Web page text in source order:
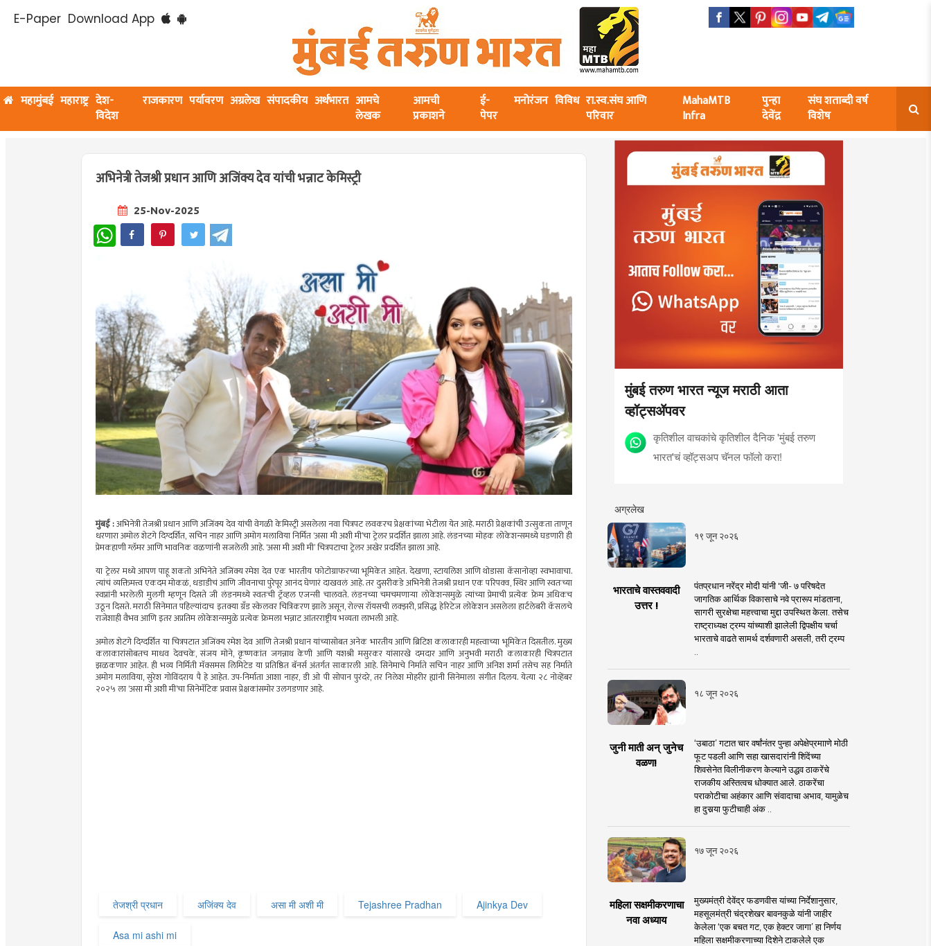
E-Paper Download App
महामुंबई महाराष्ट्र देश-
विदेश
राजकारण पर्यावरण अग्रलेख संपादकीय अर्थभारत आमचे
लेखक
आमची
प्रकाशने
ई-
पेपर
मनोरंजन विविध रा.स्व.संघ आणि
परिवार
MahaMTB
Infra
पुन्हा
देवेंद्र
संघ शताब्दी वर्ष
विशेष
अभिनेत्री तेजश्री प्रधान आणि अजिंक्य देव यांची भन्नाट केमिस्ट्री
25-Nov-2025
WhatsApp
मुंबई :अभिनेत्री तेजश्री प्रधान आणि अजिंक्य देव यांची वेगळी केमिस्ट्री असलेला नवा चित्रपट लवकरच प्रेक्षकांच्या भेटीला येत आहे. मराठी प्रेक्षकांची उत्सुकता ताणून
धरणारा अमोल शेटगे दिग्दर्शित, सचिन नाहर आणि अमोग मलाविया निर्मित ‘असा मी अशी मी’चा ट्रेलर प्रदर्शित झाला आहे. लंडनच्या मोहक लोकेशन्समध्ये घडणारी ही
प्रेमकहाणी ग्लॅमर आणि भावनिक वळणांनी सजलेली आहे. ‘असा मी अशी मी’ चित्रपटाचा ट्रेलर अखेर प्रदर्शित झाला आहे.
या ट्रेलर मध्ये आपण पाहू शकतो अभिनेते अजिंक्य रमेश देव एक भारतीय फोटोग्राफरच्या भूमिकेत आहेत. देखणा, स्टायलिश आणि थोडासा कॅसानोव्हा स्वभावाचा.
त्यांचं व्यक्तिमत्त्व एकदम मोकळं, धडाडीचं आणि जीवनाचा पुरेपूर आनंद घेणारं दाखवलं आहे. तर दुसरीकडे अभिनेत्री तेजश्री प्रधान एक परिपक्व, स्थिर आणि स्वतःच्या
स्वप्नांनी भरलेली मुलगी म्हणून दिसते जी लंडनमध्ये स्वतःची ट्रॅव्हल एजन्सी चालवते. लंडनच्या चमचमणाऱ्या लोकेशन्समुळे त्यांच्या प्रेमाची प्रत्येक फ्रेम अधिकच
उठून दिसते. मराठी सिनेमात पहिल्यांदाच इतक्या ग्रँड स्केलवर चित्रिकरण झाले असून, रोल्स रॉयसची लक्झरी, प्रसिद्ध हेरिटेज लोकेशन असलेला हार्टलेबरी कॅसलचे
राजेशाही वैभव आणि इतर अप्रतिम लोकेशन्समुळे प्रत्येक फ्रेमला भन्नाट आंतरराष्ट्रीय भव्यता लाभली आहे.
अमोल शेटगे दिग्दर्शित या चित्रपटात अजिंक्य रमेश देव आणि तेजश्री प्रधान यांच्यासोबत अनेक भारतीय आणि ब्रिटिश कलाकारही महत्त्वाच्या भूमिकेत दिसतील. मुख्य
कलाकारांसोबतच माधव देवचके, संजय मोने, कृष्णकांत जगन्नाथ केणी आणि यशश्री मसुरकर यांसारखे दमदार आणि अनुभवी मराठी कलाकारही चित्रपटात
झळकणार आहेत. ही भव्य निर्मिती मॅक्समस लिमिटेड या प्रतिष्ठित बॅनर्स अंतर्गत साकारली आहे. सिनेमाचे निर्माते सचिन नाहर आणि अनिश शर्मा तसेच सह निर्माते
अमोग मलाविया, सुरेश गोविंदराय पै हे आहेत. उप-निर्माता आशा नाहर, डी ओ पी सोपान पुरंदरे, तर निलेश मोहरीर ह्यांनी सिनेमाला संगीत दिलय. येत्या २८ नोव्हेंबर
२०२५ ला ‘असा मी अशी मी’चा सिनेमॅटिक प्रवास प्रेक्षकांसमोर उलगडणार आहे.
तेजश्री प्रधान अजिंक्य देव असा मी अशी मी Tejashree Pradhan Ajinkya Dev
Asa mi ashi mi
मुंबई तरुण भारत न्यूज मराठी आता
व्हॉट्सॲपवर
कृतिशील वाचकांचे कृतिशील दैनिक 'मुंबई तरुण
भारत'चं व्हॉट्सअप चॅनल फॉलो करा!
अग्रलेख
१९ जून २०२६
भारताचे वास्तववादी
उत्तर !
पंतप्रधान नरेंद्र मोदी यांनी 'जी- ७ परिषदेत
जागतिक आर्थिक विकासाचे नवे प्रारूप मांडताना,
सागरी सुरक्षेचा महत्त्वाचा मुद्दा उपस्थित केला. तसेच
राष्ट्राध्यक्ष ट्रम्प यांच्याशी झालेली द्विपक्षीय चर्चा
भारताचे वाढते सामर्थ दर्शवणारी असली, तरी ट्रम्प
१८ जून २०२६
जुनी माती अन् जुनेच
वळण!
‘उबाठा’ गटात चार वर्षांनंतर पुन्हा अपेक्षेप्रमााणे मोठी
फूट पडली आणि सहा खासदारांनी शिंदेंच्या
शिवसेनेत विलीनीकरण केल्याने उद्धव ठाकरेंचे
राजकीय अस्तित्वच धोक्यात आले. ठाकरेंचा
पराकोटीचा अहंकार आणि संवादाचा अभाव, यामुळेच
हा दुसर्‍या फुटीचाही अंक ..
१७ जून २०२६
महिला सक्षमीकरणाचा
नवा अध्याय
मुख्यमंत्री देवेंद्र फडणवीस यांच्या निर्देशानुसार,
महसूलमंत्री चंद्रशेखर बावनकुळे यांनी जाहीर
केलेला ‘एक बचत गट, एक हेक्टर जागा’ हा निर्णय
महिला सक्षमीकरणाच्या दिशेने टाकलेले एक